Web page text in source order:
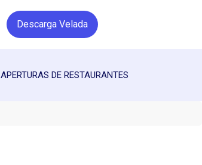
Descarga Velada
APERTURAS DE RESTAURANTES